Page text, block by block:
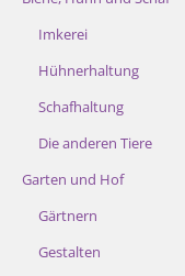
Imkerei
Hühnerhaltung
Schafhaltung
Die anderen Tiere
Garten und Hof
Gärtnern
Gestalten